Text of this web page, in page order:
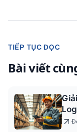
TIẾP TỤC ĐỌC
Bài viết